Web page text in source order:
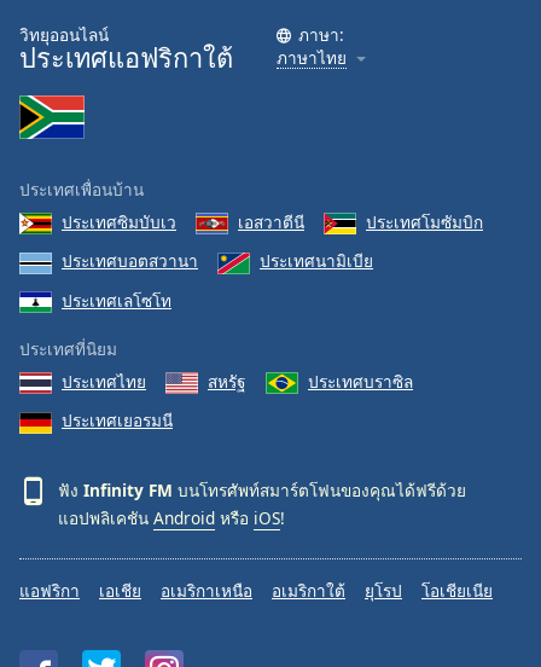
วิทยุออนไลน์
ประเทศแอฟริกาใต้
ภาษา:
ภาษาไทย
ประเทศเพื่อนบ้าน
ประเทศซิมบับเว
เอสวาตีนี
ประเทศโมซัมบิก
ประเทศบอตสวานา
ประเทศนามิเบีย
ประเทศเลโซโท
ประเทศที่นิยม
ประเทศไทย
สหรัฐ
ประเทศบราซิล
ประเทศเยอรมนี
ฟัง Infinity FM บนโทรศัพท์สมาร์ตโฟนของคุณได้ฟรีด้วย
แอปพลิเคชัน Android หรือ iOS!
แอฟริกา เอเชีย อเมริกาเหนือ อเมริกาใต้ ยุโรป โอเชียเนีย